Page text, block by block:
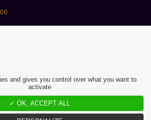
HOMMES ENGAGÉS
and gives you control over what you want to
activate
✓ OK, ACCEPT ALL